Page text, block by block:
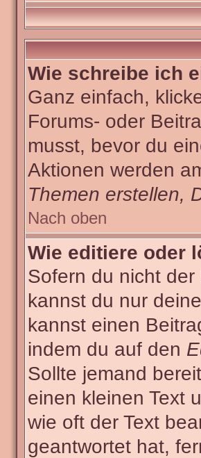
Wie schreibe ich
Ganz einfach,
Forums- oder
musst, bevor du
Aktionen werden
Themen erstellen,
Nach oben
Wie editiere oder
Sofern du nicht
kannst du nur
kannst einen
indem du auf den
Sollte jemand
einen kleinen Text
wie oft der Text
geantwortet hat,